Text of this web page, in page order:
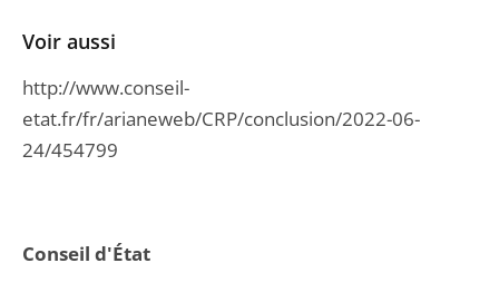
Conseil d'État
Voir aussi
http://www.conseil-
etat.fr/fr/arianeweb/CRP/conclusion/2022-06-
24/454799